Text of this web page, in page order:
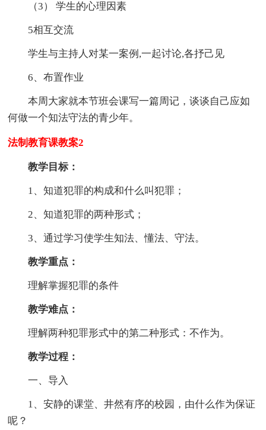
（3） 学生的心理因素
5相互交流
学生与主持人对某一案例,一起讨论,各抒己见
6、布置作业
本周大家就本节班会课写一篇周记，谈谈自己应如
何做一个知法守法的青少年。
法制教育课教案2
教学目标：
1、知道犯罪的构成和什么叫犯罪；
2、知道犯罪的两种形式；
3、通过学习使学生知法、懂法、守法。
教学重点：
理解掌握犯罪的条件
教学难点：
理解两种犯罪形式中的第二种形式：不作为。
教学过程：
一、导入
1、安静的课堂、井然有序的校园，由什么作为保证
呢？